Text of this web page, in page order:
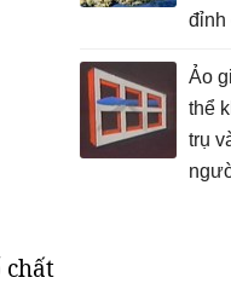
chất
đỉnh
Ảo
thể
trụ